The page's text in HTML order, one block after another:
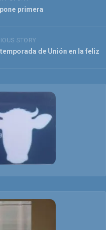
primera
STORY
de Unión en la feliz